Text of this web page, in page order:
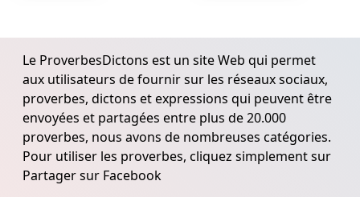
Le ProverbesDictons est un site Web qui permet
aux utilisateurs de fournir sur les réseaux sociaux,
proverbes, dictons et expressions qui peuvent être
envoyées et partagées entre plus de 20.000
proverbes, nous avons de nombreuses catégories.
Pour utiliser les proverbes, cliquez simplement sur
Partager sur Facebook